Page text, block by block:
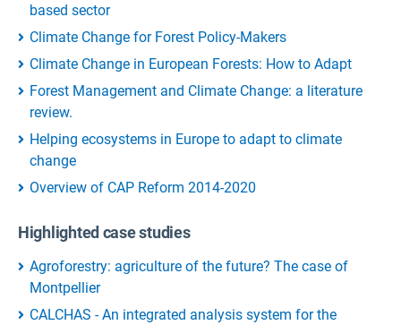
based sector
Climate Change for Forest Policy-Makers
Climate Change in European Forests: How to Adapt
Forest Management and Climate Change: a literature
review.
Helping ecosystems in Europe to adapt to climate
change
Overview of CAP Reform 2014-2020
Highlighted case studies
Agroforestry: agriculture of the future? The case of
Montpellier
CALCHAS - An integrated analysis system for the